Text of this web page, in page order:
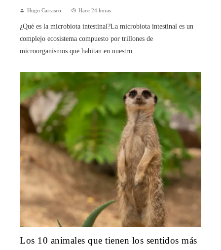
Hugo Carrasco Hace 24 horas
¿Qué es la microbiota intestinal?La microbiota intestinal es un
complejo ecosistema compuesto por trillones de
microorganismos que habitan en nuestro ...
Los 10 animales que tienen los sentidos más